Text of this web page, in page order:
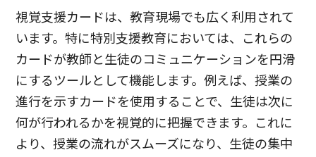
視覚支援カードは、教育現場でも広く利用されて
います。特に特別支援教育においては、これらの
カードが教師と生徒のコミュニケーションを円滑
にするツールとして機能します。例えば、授業の
進行を示すカードを使用することで、生徒は次に
何が行われるかを視覚的に把握できます。これに
より、授業の流れがスムーズになり、生徒の集中